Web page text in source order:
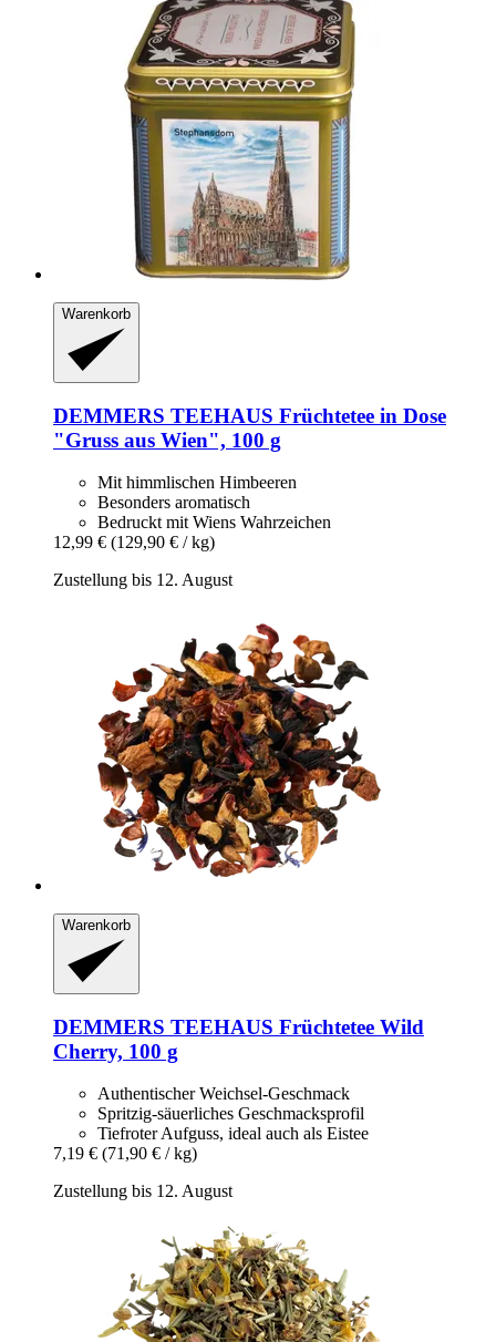
Warenkorb
DEMMERS TEEHAUS Früchtetee in Dose
"Gruss aus Wien", 100 g
Mit himmlischen Himbeeren
Besonders aromatisch
Bedruckt mit Wiens Wahrzeichen
12,99 € (129,90 € / kg)
Zustellung bis 12. August
Warenkorb
DEMMERS TEEHAUS Früchtetee Wild
Cherry, 100 g
Authentischer Weichsel-Geschmack
Spritzig-säuerliches Geschmacksprofil
Tiefroter Aufguss, ideal auch als Eistee
7,19 € (71,90 € / kg)
Zustellung bis 12. August